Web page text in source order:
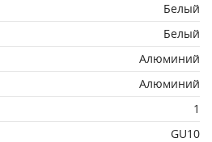
Белый
Белый
Алюминий
Алюминий
1
GU10